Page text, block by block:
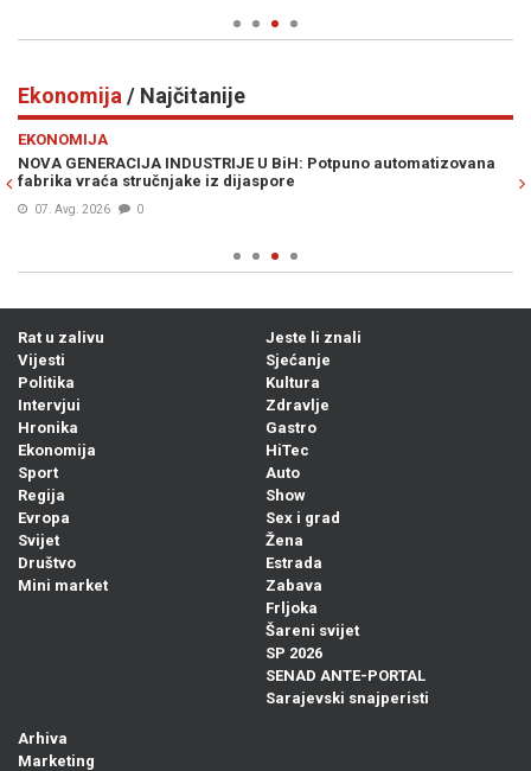
Ekonomija / Najčitanije
EKONOMIJA
NOVA GENERACIJA INDUSTRIJE U BiH: Potpuno automatizovana
fabrika vraća stručnjake iz dijaspore
07. Avg. 2026 0
Rat u zalivu
Vijesti
Politika
Intervjui
Hronika
Ekonomija
Sport
Regija
Evropa
Svijet
Društvo
Mini market
Jeste li znali
Sjećanje
Kultura
Zdravlje
Gastro
HiTec
Auto
Show
Sex i grad
Žena
Estrada
Zabava
Frljoka
Šareni svijet
SP 2026
SENAD ANTE-PORTAL
Sarajevski snajperisti
Arhiva
Marketing